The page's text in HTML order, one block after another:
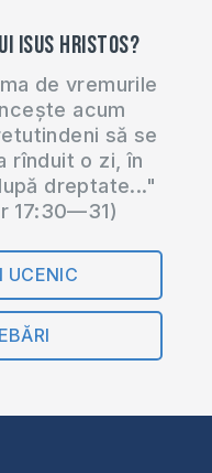
Isus Hristos?
de vremurile
acum
să se
rînduit o zi, în
dreptate..."
17:30—31)
UCENIC